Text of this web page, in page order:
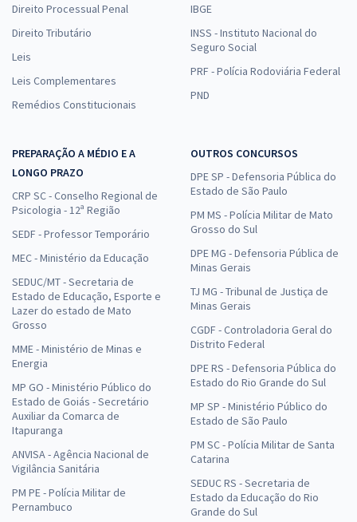
Direito Processual Penal
Direito Tributário
Leis
Leis Complementares
Remédios Constitucionais
IBGE
INSS - Instituto Nacional do
Seguro Social
PRF - Polícia Rodoviária Federal
PND
PREPARAÇÃO A MÉDIO E A
LONGO PRAZO
CRP SC - Conselho Regional de
Psicologia - 12ª Região
SEDF - Professor Temporário
MEC - Ministério da Educação
SEDUC/MT - Secretaria de
Estado de Educação, Esporte e
Lazer do estado de Mato
Grosso
MME - Ministério de Minas e
Energia
MP GO - Ministério Público do
Estado de Goiás - Secretário
Auxiliar da Comarca de
Itapuranga
ANVISA - Agência Nacional de
Vigilância Sanitária
PM PE - Polícia Militar de
Pernambuco
OUTROS CONCURSOS
DPE SP - Defensoria Pública do
Estado de São Paulo
PM MS - Polícia Militar de Mato
Grosso do Sul
DPE MG - Defensoria Pública de
Minas Gerais
TJ MG - Tribunal de Justiça de
Minas Gerais
CGDF - Controladoria Geral do
Distrito Federal
DPE RS - Defensoria Pública do
Estado do Rio Grande do Sul
MP SP - Ministério Público do
Estado de São Paulo
PM SC - Polícia Militar de Santa
Catarina
SEDUC RS - Secretaria de
Estado da Educação do Rio
Grande do Sul